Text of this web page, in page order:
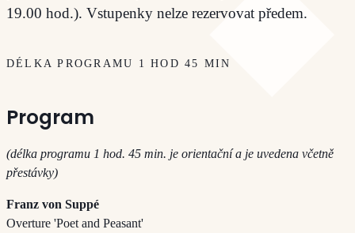
19.00 hod.). Vstupenky nelze rezervovat předem.
DÉLKA PROGRAMU 1 HOD 45 MIN
Program
(délka programu 1 hod. 45 min. je orientační a je uvedena včetně
přestávky)
Franz von Suppé
Overture 'Poet and Peasant'